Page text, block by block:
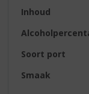
Inhoud
Soort port
Smaak